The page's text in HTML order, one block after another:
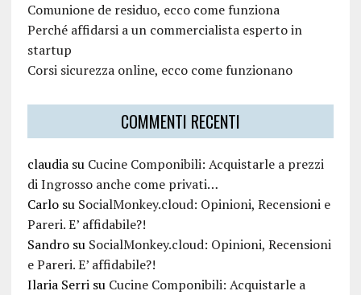
Comunione de residuo, ecco come funziona
Perché affidarsi a un commercialista esperto in
startup
Corsi sicurezza online, ecco come funzionano
COMMENTI RECENTI
claudiasu Cucine Componibili: Acquistarle a prezzi
di Ingrosso anche come privati…
Carlosu SocialMonkey.cloud: Opinioni, Recensioni e
Pareri. E’ affidabile?!
Sandrosu SocialMonkey.cloud: Opinioni, Recensioni
e Pareri. E’ affidabile?!
Ilaria Serrisu Cucine Componibili: Acquistarle a